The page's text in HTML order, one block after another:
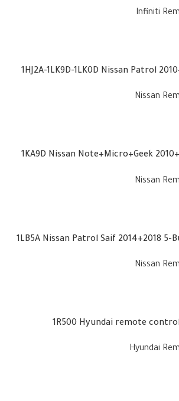
Infiniti
1HJ2A-1LK9D-1LK0D Nissan Patrol
Nissan
1KA9D Nissan Note+Micro+Geek
Nissan
1LB5A Nissan Patrol Saif 2014+2018
Nissan
1R500 Hyundai remote
Hyundai